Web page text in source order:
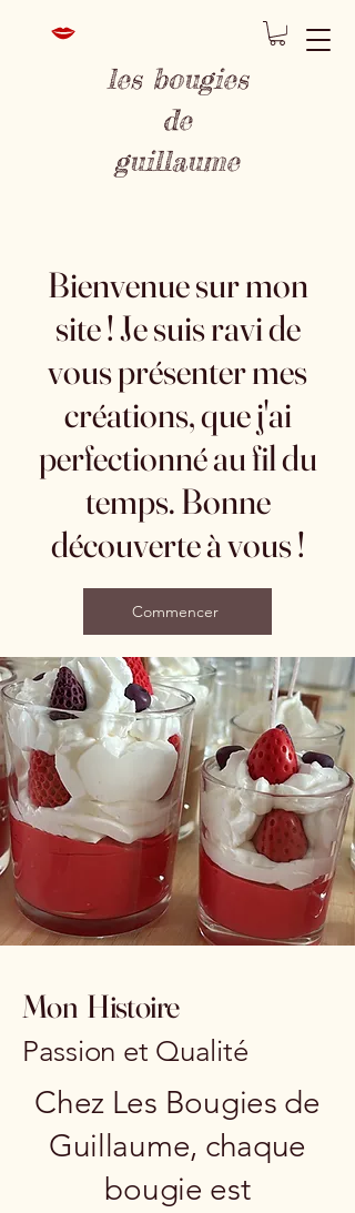
les bougies
de
guillaume
Bienvenue sur mon
site ! Je suis ravi de
vous présenter mes
créations, que j'ai
perfectionné au fil du
temps. Bonne
découverte à vous !
Commencer
Mon Histoire
Passion et Qualité
Chez Les Bougies de
Guillaume, chaque
bougie est